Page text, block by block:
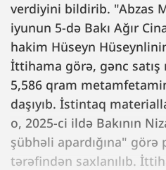
verdiyini bildirib. "Abzas
iyunun 5-də Bakı Ağır
hakim Hüseyn
İttihama görə, gənc
5,586 qram
daşıyıb. İstintaq
o, 2025-ci ildə Bakının
şübhəli apardığına" görə
tərəfindən saxlanılıb.